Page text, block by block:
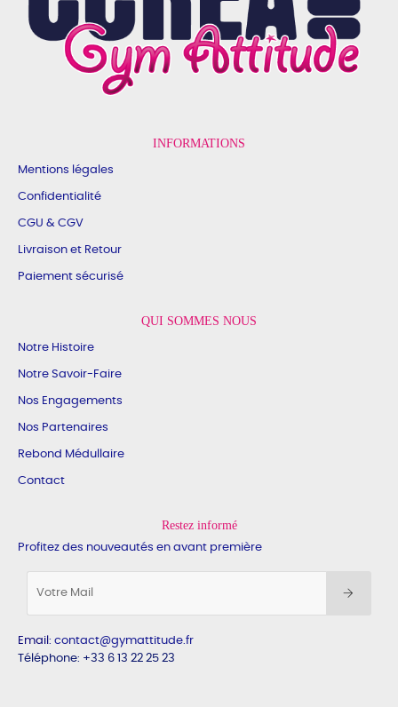
INFORMATIONS
Mentions légales
Confidentialité
CGU & CGV
Livraison et Retour
Paiement sécurisé
QUI SOMMES NOUS
Notre Histoire
Notre Savoir-Faire
Nos Engagements
Nos Partenaires
Rebond Médullaire
Contact
Restez informé
Profitez des nouveautés en avant première
Email : contact@gymattitude.fr
Téléphone: +33 6 13 22 25 23